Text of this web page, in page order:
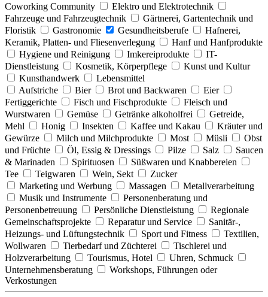
Coworking Community
Elektro und Elektrotechnik
Fahrzeuge und Fahrzeugtechnik
Gärtnerei, Gartentechnik und
Floristik
Gastronomie Gesundheitsberufe
Hafnerei,
Keramik, Platten- und Fliesenverlegung
Hanf und Hanfprodukte
Hygiene und Reinigung
Imkereiprodukte
IT-
Dienstleistung
Kosmetik, Körperpflege
Kunst und Kultur
Kunsthandwerk
Lebensmittel
Aufstriche
Bier Brot und Backwaren
Eier
Fertiggerichte
Fisch und Fischprodukte
Fleisch und
Wurstwaren
Gemüse Getränke alkoholfrei
Getreide,
Mehl
Honig Insekten Kaffee und Kakau
Kräuter und
Gewürze
Milch und Milchprodukte Most Müsli
Obst
und Früchte
Öl, Essig & Dressings Pilze Salz
Saucen
& Marinaden
Spirituosen
Süßwaren und Knabbereien
Tee
Teigwaren Wein, Sekt
Zucker
Marketing und Werbung
Massagen
Metallverarbeitung
Musik und Instrumente
Personenberatung und
Personenbetreuung
Persönliche Dienstleistung
Regionale
Gemeinschaftsprojekte
Reparatur und Service
Sanitär-,
Heizungs- und Lüftungstechnik
Sport und Fitness
Textilien,
Wollwaren
Tierbedarf und Züchterei
Tischlerei und
Holzverarbeitung
Tourismus, Hotel
Uhren, Schmuck
Unternehmensberatung
Workshops, Führungen oder
Verkostungen